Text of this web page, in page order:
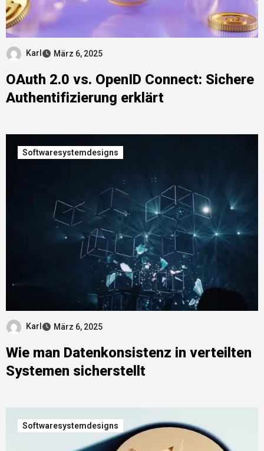
Karl März 6, 2025
OAuth 2.0 vs. OpenID Connect: Sichere
Authentifizierung erklärt
Softwaresystemdesigns
Karl März 6, 2025
Wie man Datenkonsistenz in verteilten
Systemen sicherstellt
Softwaresystemdesigns